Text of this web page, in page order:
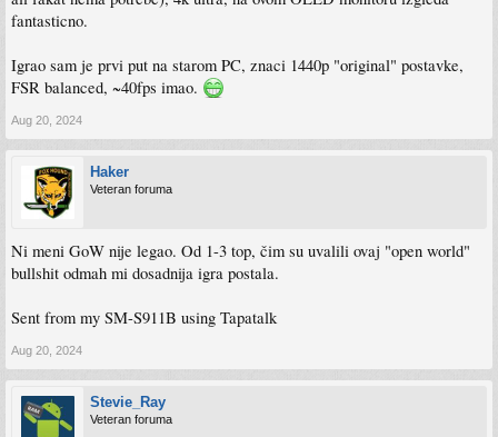
fantasticno.
Igrao sam je prvi put na starom PC, znaci 1440p "original" postavke,
FSR balanced, ~40fps imao.
Aug 20, 2024
Haker
Veteran foruma
Ni meni GoW nije legao. Od 1-3 top, čim su uvalili ovaj "open world"
bullshit odmah mi dosadnija igra postala.
Sent from my SM-S911B using Tapatalk
Aug 20, 2024
Stevie_Ray
Veteran foruma